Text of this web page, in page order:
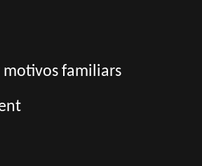
motivos familiars